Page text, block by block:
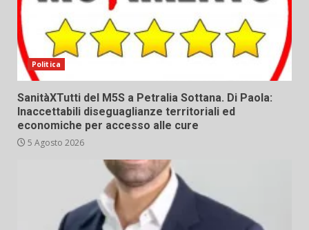
Politica
SanitàXTutti del M5S a Petralia Sottana. Di Paola:
Inaccettabili diseguaglianze territoriali ed
economiche per accesso alle cure
5 Agosto 2026